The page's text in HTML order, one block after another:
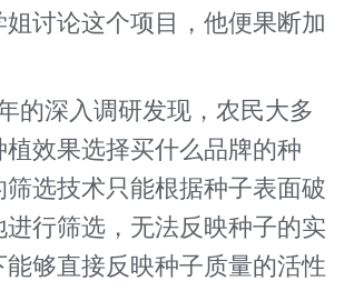
讨论这个项目，他便果断加
深入调研发现，农民大多
效果选择买什么品牌的种
选技术只能根据种子表面破
行筛选，无法反映种子的实
能够直接反映种子质量的活性